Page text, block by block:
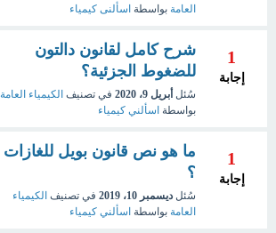
العامة بواسطة اسألنى كيمياء
1
إجابة
شرح كامل لقانون دالتون
للضغوط الجزئية؟
سُئل أبريل 9، 2020 في تصنيف الكيمياء العامة
بواسطة اسألني كيمياء
1
إجابة
ما هو نص قانون بويل للغازات
؟
سُئل ديسمبر 10، 2019 في تصنيف الكيمياء
العامة بواسطة اسألني كيمياء